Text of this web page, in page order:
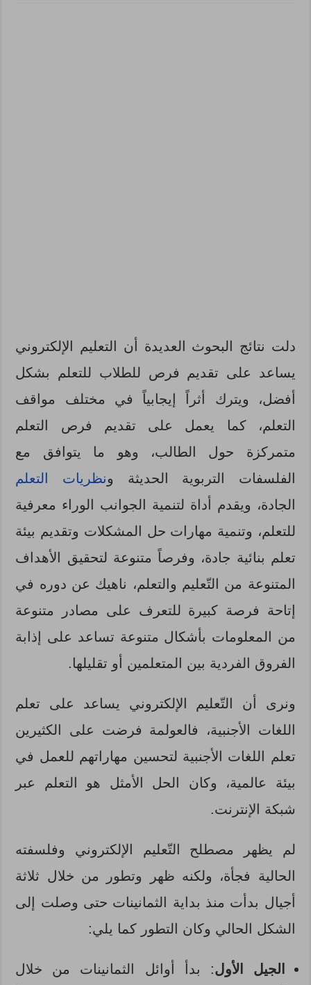
دلت نتائج البحوث العديدة أن التعليم الإلكتروني
يساعد على تقديم فرص للطلاب للتعلم بشكل
أفضل، ويترك أثراً إيجابياً في مختلف مواقف
التعلم، كما يعمل على تقديم فرص التعلم
متمركزة حول الطالب، وهو ما يتوافق مع
الفلسفات التربوية الحديثة ونظريات التعلم
الجادة، ويقدم أداة لتنمية الجوانب الوراء معرفية
للتعلم، وتنمية مهارات حل المشكلات وتقديم بيئة
تعلم بنائية جادة، وفرصاً متنوعة لتحقيق الأهداف
المتنوعة من التّعليم والتعلم، ناهيك عن دوره في
إتاحة فرصة كبيرة للتعرف على مصادر متنوعة
من المعلومات بأشكال متنوعة تساعد على إذابة
الفروق الفردية بين المتعلمين أو تقليلها.
ونرى أن التّعليم الإلكتروني يساعد على تعلم
اللغات الأجنبية، فالعولمة فرضت على الكثيرين
تعلم اللغات الأجنبية لتحسين مهاراتهم للعمل في
بيئة عالمية، وكان الحل الأمثل هو التعلم عبر
شبكة الإنترنت.
لم يظهر مصطلح التّعليم الإلكتروني وفلسفته
الحالية فجأة، ولكنه ظهر وتطور من خلال ثلاثة
أجيال بدأت منذ بداية الثمانينات حتى وصلت إلى
الشكل الحالي وكان التطور كما يلي:
الجيل الأول: بدأ أوائل الثمانينات من خلال